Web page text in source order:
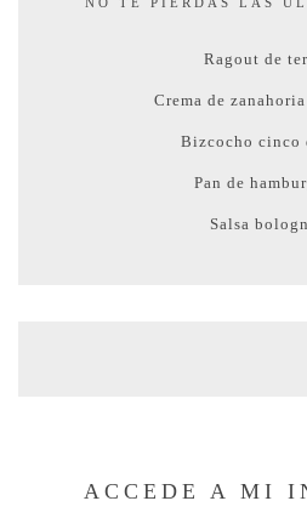
Ragout de
Crema de
Bizcocho cinco
Pan de
Salsa
ACCEDE A MI